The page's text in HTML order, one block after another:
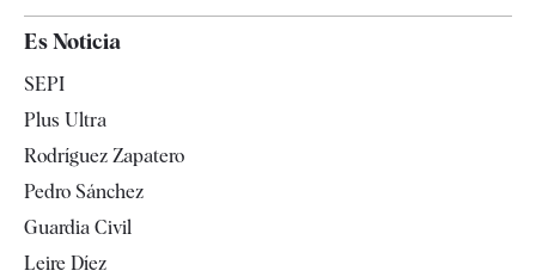
España
Televisión
Es Noticia
SEPI
Plus Ultra
Rodríguez Zapatero
Pedro Sánchez
Guardia Civil
Leire Díez